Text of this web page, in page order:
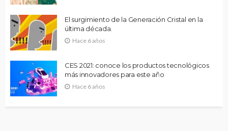
El surgimiento de la Generación Cristal en la
última década.
Hace 6 años
CES 2021: conoce los productos tecnológicos
más innovadores para este año
Hace 6 años